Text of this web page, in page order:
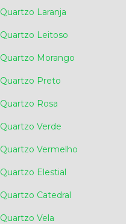
Quartzo Laranja
Quartzo Leitoso
Quartzo Morango
Quartzo Preto
Quartzo Rosa
Quartzo Verde
Quartzo Vermelho
Quartzo Elestial
Quartzo Catedral
Quartzo Vela